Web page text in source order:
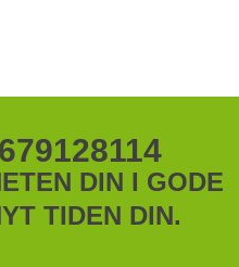
DIN I GODE
TIDEN DIN.